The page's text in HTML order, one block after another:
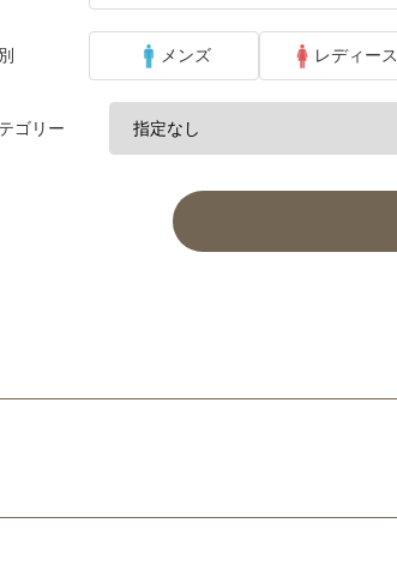
メンズ レディース
ゴリー